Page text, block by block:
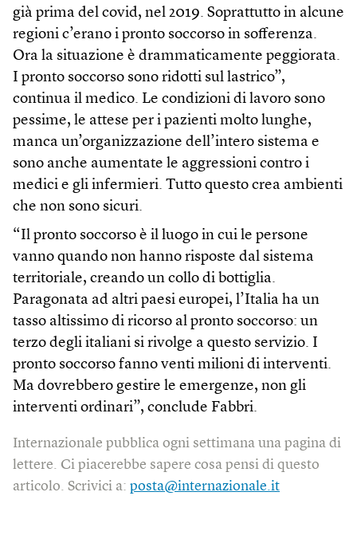
già prima del covid, nel 2019. Soprattutto in alcune
regioni c’erano i pronto soccorso in sofferenza.
Ora la situazione è drammaticamente peggiorata.
I pronto soccorso sono ridotti sul lastrico”,
continua il medico. Le condizioni di lavoro sono
pessime, le attese per i pazienti molto lunghe,
manca un’organizzazione dell’intero sistema e
sono anche aumentate le aggressioni contro i
medici e gli infermieri. Tutto questo crea ambienti
che non sono sicuri.
“Il pronto soccorso è il luogo in cui le persone
vanno quando non hanno risposte dal sistema
territoriale, creando un collo di bottiglia.
Paragonata ad altri paesi europei, l’Italia ha un
tasso altissimo di ricorso al pronto soccorso: un
terzo degli italiani si rivolge a questo servizio. I
pronto soccorso fanno venti milioni di interventi.
Ma dovrebbero gestire le emergenze, non gli
interventi ordinari”, conclude Fabbri.
Internazionale pubblica ogni settimana una pagina di
lettere. Ci piacerebbe sapere cosa pensi di questo
articolo. Scrivici a: posta@internazionale.it